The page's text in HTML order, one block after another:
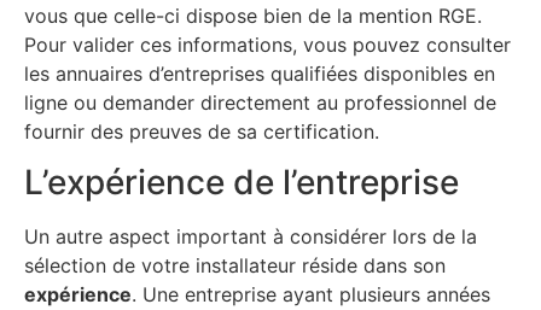
vous que celle-ci dispose bien de la mention RGE.
Pour valider ces informations, vous pouvez consulter
les annuaires d’entreprises qualifiées disponibles en
ligne ou demander directement au professionnel de
fournir des preuves de sa certification.
L’expérience de l’entreprise
Un autre aspect important à considérer lors de la
sélection de votre installateur réside dans son
expérience. Une entreprise ayant plusieurs années